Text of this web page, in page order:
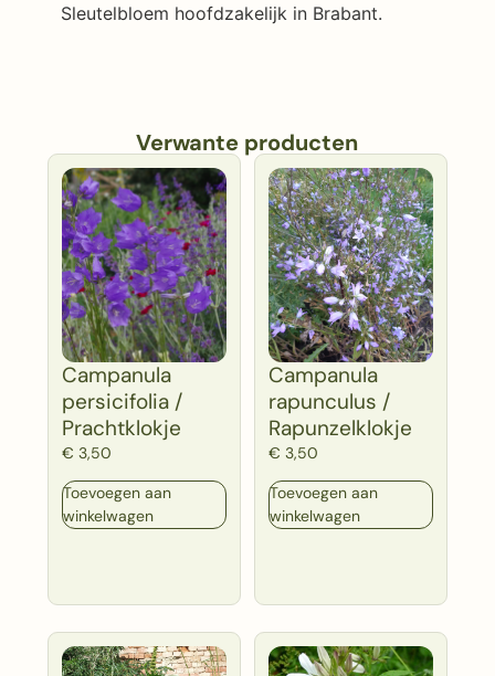
Sleutelbloem hoofdzakelijk in Brabant.
Verwante producten
Campanula
persicifolia /
Prachtklokje
€ 3,50
Toevoegen aan
winkelwagen
Campanula
rapunculus /
Rapunzelklokje
€ 3,50
Toevoegen aan
winkelwagen